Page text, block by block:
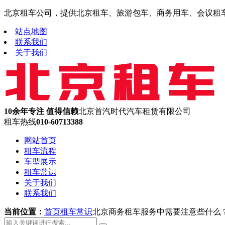
北京租车公司，提供北京租车、旅游包车、商务用车、会议
站点地图
联系我们
关于我们
10余年专注 值得信赖北京首汽时代汽车租赁有限公司
租车热线010-60713388
网站首页
租车流程
车型展示
租车常识
关于我们
联系我们
当前位置： 首页租车常识北京商务租车服务中需要注意些什么